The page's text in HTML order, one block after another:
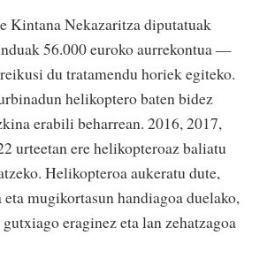
Kintana Nekazaritza diputatuak
56.000 euroko aurrekontua —
du tratamendu horiek egiteko.
helikoptero baten bidez
erabili beharrean. 2016, 2017,
urteetan ere helikopteroaz baliatu
Helikopteroa aukeratu dute,
mugikortasun handiagoa duelako,
eraginez eta lan zehatzagoa